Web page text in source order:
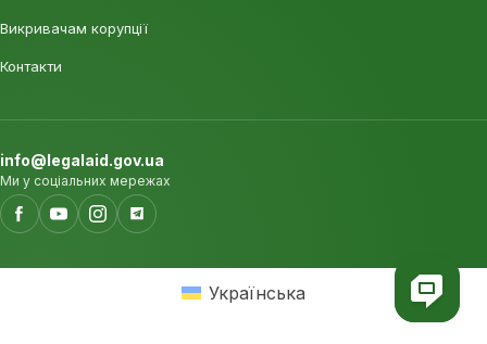
Викривачам корупції
Контакти
info@legalaid.gov.ua
Ми у соціальних мережах
Українська